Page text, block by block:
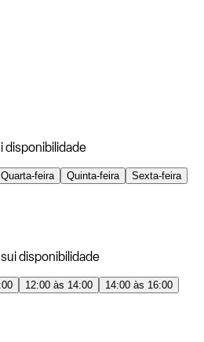
disponibilidade
Quarta-feira Quinta-feira
Sexta-feira
disponibilidade
12:00 às 14:00
14:00 às 16:00